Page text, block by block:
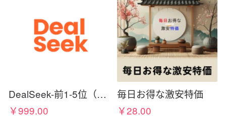
DealSeek-前1-5位（需cc佣金）
￥999.00
毎日お得な激安特価
￥28.00